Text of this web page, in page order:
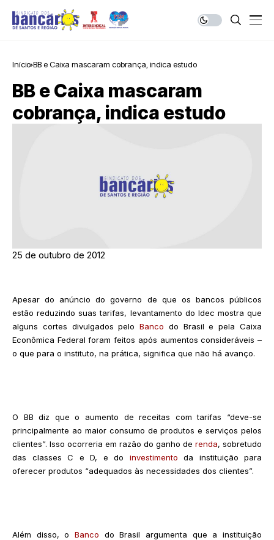
Início BB e Caixa mascaram cobrança, indica estudo
BB e Caixa mascaram
cobrança, indica estudo
25 de outubro de 2012
Apesar do anúncio do governo de que os bancos públicos
estão reduzindo suas tarifas, levantamento do Idec mostra que
alguns cortes divulgados peloBanco do Brasil e pela Caixa
Econômica Federal foram feitos após aumentos consideráveis –
o que para o instituto, na prática, significa que não há avanço.
O BB diz que o aumento de receitas com tarifas “deve-se
principalmente ao maior consumo de produtos e serviços pelos
clientes”. Isso ocorreria em razão do ganho de renda, sobretudo
das classes C e D, e do investimento da instituição para
oferecer produtos “adequados às necessidades dos clientes”.
Além disso, o Banco do Brasil argumenta que a instituição